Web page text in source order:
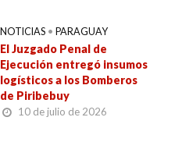
NOTICIAS • PARAGUAY
El Juzgado Penal de
Ejecución entregó insumos
logísticos a los Bomberos
de Piribebuy
10 de julio de 2026